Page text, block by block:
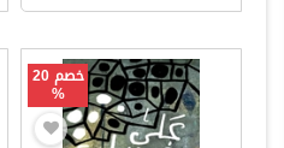
خصم 20
%